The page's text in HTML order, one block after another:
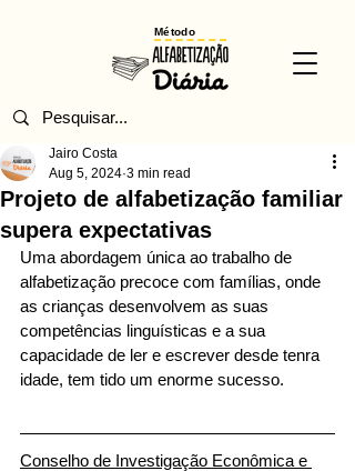
Método
Projeto de alfabetização familiar
supera expectativas
Jairo Costa
Aug 5, 2024 3 min read
Uma abordagem única ao trabalho de
alfabetização precoce com famílias, onde
as crianças desenvolvem as suas
competências linguísticas e a sua
capacidade de ler e escrever desde tenra
idade, tem tido um enorme sucesso.
Conselho de Investigação Econômica e